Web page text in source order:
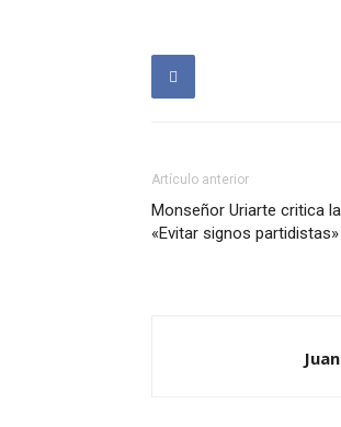
Artículo anterior
Monseñor Uriarte critica
«Evitar signos partidistas»
Juan